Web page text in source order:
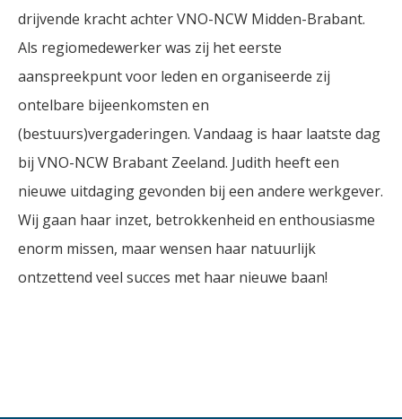
drijvende kracht achter VNO-NCW Midden-Brabant.
Als regiomedewerker was zij het eerste
aanspreekpunt voor leden en organiseerde zij
ontelbare bijeenkomsten en
(bestuurs)vergaderingen. Vandaag is haar laatste dag
bij VNO-NCW Brabant Zeeland. Judith heeft een
nieuwe uitdaging gevonden bij een andere werkgever.
Wij gaan haar inzet, betrokkenheid en enthousiasme
enorm missen, maar wensen haar natuurlijk
ontzettend veel succes met haar nieuwe baan!